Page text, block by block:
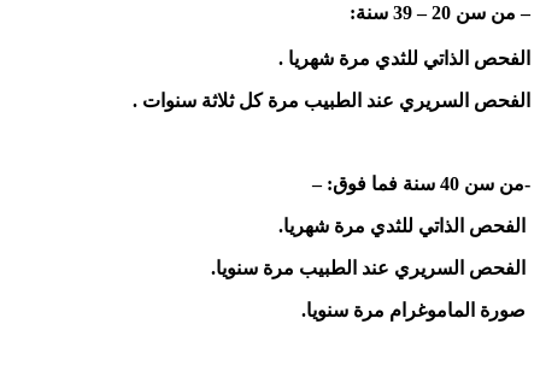
– من سن 20 – 39 سنة:
الفحص الذاتي للثدي مرة شهريا .
الفحص السريري عند الطبيب مرة كل ثلاثة سنوات .
-من سن 40 سنة فما فوق: –
الفحص الذاتي للثدي مرة شهريا.
الفحص السريري عند الطبيب مرة سنويا.
صورة الماموغرام مرة سنويا.